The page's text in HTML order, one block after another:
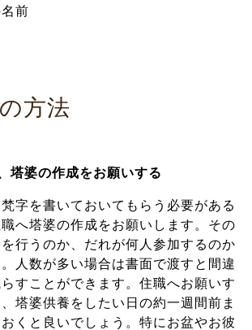
前
方法
塔婆の作成をお願いする
字を書いておいてもらう必要がある
へ塔婆の作成をお願いします。その
行うのか、だれが何人参加するのか
人数が多い場合は書面で渡すと間違
すことができます。住職へお願いす
塔婆供養をしたい日の約一週間前ま
くと良いでしょう。特にお盆やお彼